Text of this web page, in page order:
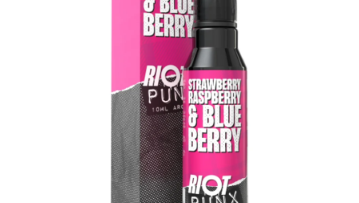
ATOMIZÉRY A CARTRIDGE
BATERIE A NABÍJEČKY